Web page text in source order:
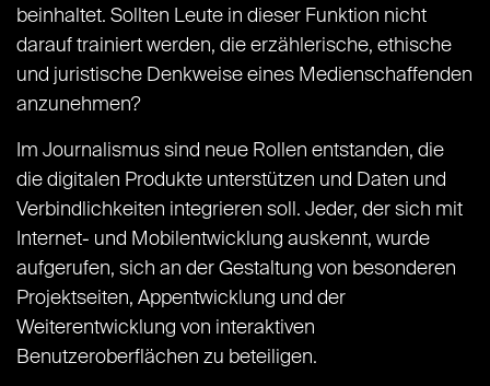
beinhaltet. Sollten Leute in dieser Funktion nicht
darauf trainiert werden, die erzählerische, ethische
und juristische Denkweise eines Medienschaffenden
anzunehmen?
Im Journalismus sind neue Rollen entstanden, die
die digitalen Produkte unterstützen und Daten und
Verbindlichkeiten integrieren soll. Jeder, der sich mit
Internet- und Mobilentwicklung auskennt, wurde
aufgerufen, sich an der Gestaltung von besonderen
Projektseiten, Appentwicklung und der
Weiterentwicklung von interaktiven
Benutzeroberflächen zu beteiligen.